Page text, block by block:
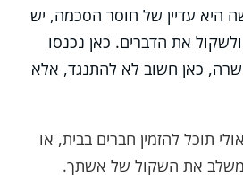
היא עדיין של חוסר הסכמה, יש
את הדברים. כאן נכנסו
כאן חשוב לא להתנגד, אלא
אולי תוכל להזמין חברים בבית, או
את השקול של אשתך.